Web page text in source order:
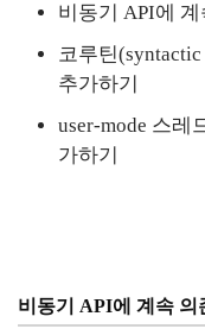
비동기 API에
코루틴
추가하기
user-mode 스레
가하기
비동기 API에 계속 의